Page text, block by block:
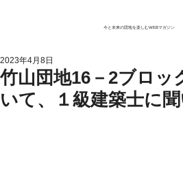
今と未来の団地を楽しむWEBマガジン
竹山団地16－2ブロッ
いて、１級建築士に聞
2023年4月8日